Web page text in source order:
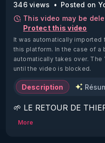
346 views
Posted on
This video may be
Protect this video
It was automatically imported
this platform. In the case of a
automatically takes over. The
until the video is blocked.
Description
🌱 LE RETOUR DE
2022)!
More